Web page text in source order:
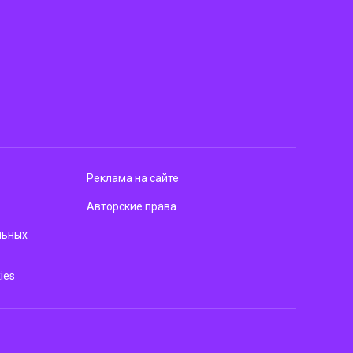
Реклама на сайте
Авторские права